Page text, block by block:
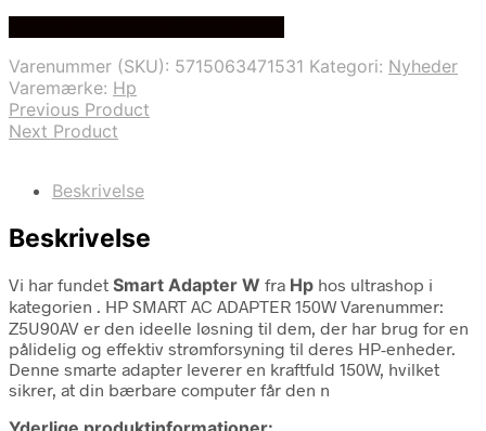
Varenummer (SKU): 5715063471531 Kategori: Nyheder
Varemærke: Hp
Previous Product
Next Product
Beskrivelse
Beskrivelse
Vi har fundet Smart Adapter W fra Hp hos ultrashop i
kategorien . HP SMART AC ADAPTER 150W Varenummer:
Z5U90AV er den ideelle løsning til dem, der har brug for en
pålidelig og effektiv strømforsyning til deres HP-enheder.
Denne smarte adapter leverer en kraftfuld 150W, hvilket
sikrer, at din bærbare computer får den n